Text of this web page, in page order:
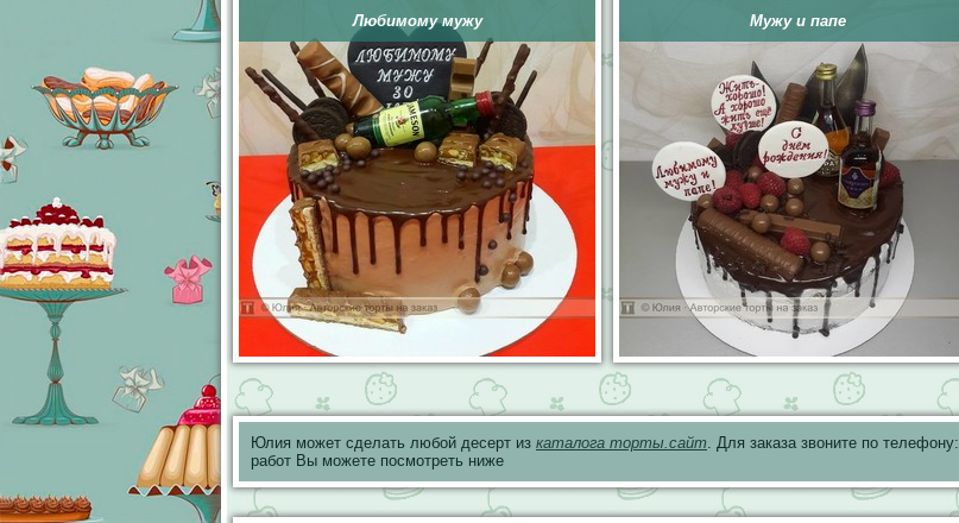
Любимому мужу Мужу и папе
Юлия может сделать любой десерт из каталога торты.сайт. Для заказа звоните по телефону:
работ Вы можете посмотреть ниже